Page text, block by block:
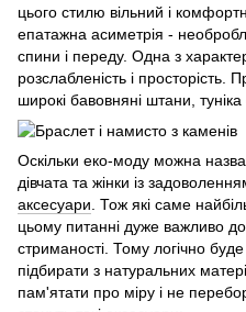
цього стилю вільний і
епатажна асиметрія -
спини і переду. Одна з
розслабленість і просторість.
широкі бавовняні штани, туніка
Оскільки еко-моду можна
дівчата та жінки із
аксесуари . Тож які саме
цьому питанні дуже важливо
стриманості. Тому логічно
підбирати з натуральних
пам'ятати про міру і не